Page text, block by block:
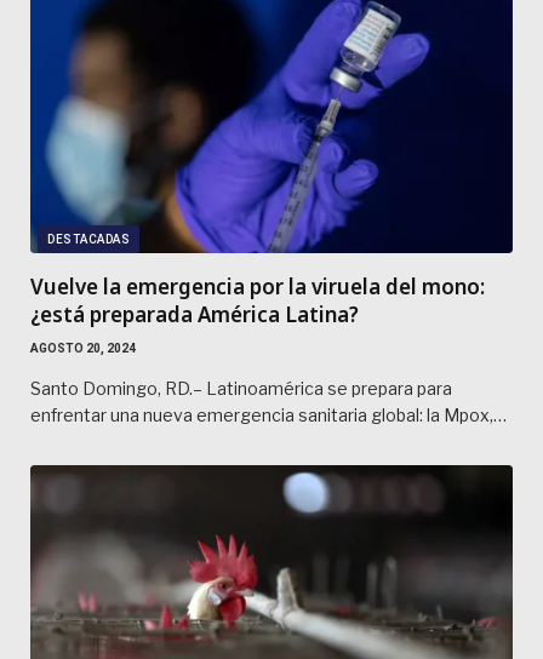
DESTACADAS
Vuelve la emergencia por la viruela del mono:
¿está preparada América Latina?
AGOSTO 20, 2024
Santo Domingo, RD.– Latinoamérica se prepara para
enfrentar una nueva emergencia sanitaria global: la Mpox,…